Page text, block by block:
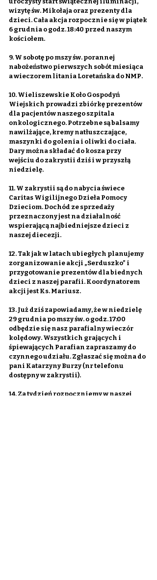
wizytę św. Mikołaja oraz prezenty dla
dzieci. Cała akcja rozpocznie się w piątek
6 grudnia o godz. 18:40 przed naszym
kościołem.
9. W sobotę po mszy św. porannej
nabożeństwo pierwszych sobót miesiąca
a wieczorem litania Loretańska do NMP.
10. Wieliszewskie Koło Gospodyń
Wiejskich prowadzi zbiórkę prezentów
dla pacjentów naszego szpitala
onkologicznego. Potrzebne są balsamy
nawilżające, kremy natłuszczające,
maszynki do golenia i oliwki do ciała.
Dary można składać do kosza przy
wejściu do zakrystii dziś i w przyszłą
niedzielę.
11. W zakrystii są do nabycia świece
Caritas Wigilijnego Dzieła Pomocy
Dzieciom. Dochód ze sprzedaży
przeznaczony jest na działalność
wspierającą najbiedniejsze dzieci z
naszej diecezji.
12. Tak jak w latach ubiegłych planujemy
zorganizowanie akcji „Serduszko” i
przygotowanie prezentów dla biednych
dzieci z naszej parafii. Koordynatorem
akcji jest Ks. Mariusz.
13. Już dziś zapowiadamy, że w niedzielę
29 grudnia po mszy św. o godz. 17:00
odbędzie się nasz parafialny wieczór
kolędowy. Wszystkich grających i
śpiewających Parafian zapraszamy do
czynnego udziału. Zgłaszać się można do
pani Katarzyny Burzy (nr telefonu
dostępny w zakrystii).
14. Za tydzień rozpoczniemy w naszej